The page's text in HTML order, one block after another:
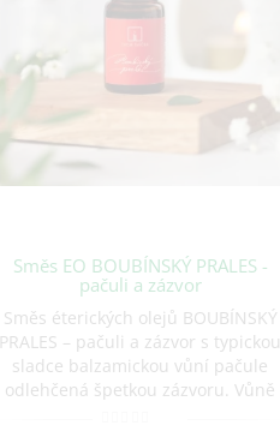
Směs EO BOUBÍNSKÝ PRALES -
pačuli a zázvor
Směs éterických olejů BOUBÍNSKÝ
PRALES – pačuli a zázvor s typickou
sladce balzamickou vůní pačule
odlehčená špetkou zázvoru. Vůně